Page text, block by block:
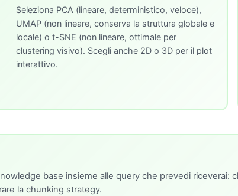
Seleziona PCA (lineare, deterministico, veloce),
UMAP (non lineare, conserva la struttura globale e
locale) o t-SNE (non lineare, ottimale per
clustering visivo). Scegli anche 2D o 3D per il plot
interattivo.
base insieme alle query che prevedi
la chunking strategy.